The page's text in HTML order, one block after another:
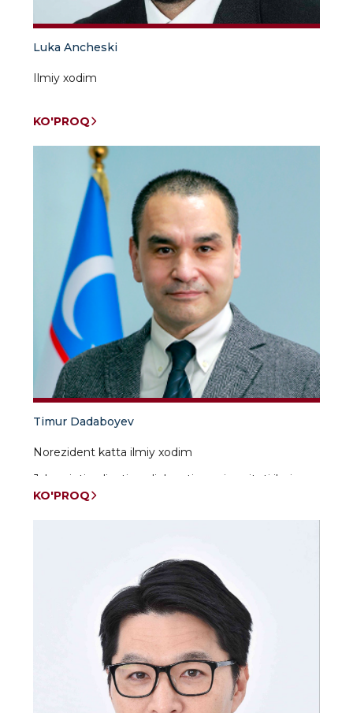
Luka Ancheski
Ilmiy xodim
KO'PROQ
Timur Dadaboyev
Norezident katta ilmiy xodim
Jahon iqtisodiyoti va diplonatiya universiteti ilmiy
ishlar va innovatsiyalar boʻyicha prorektori
KO'PROQ